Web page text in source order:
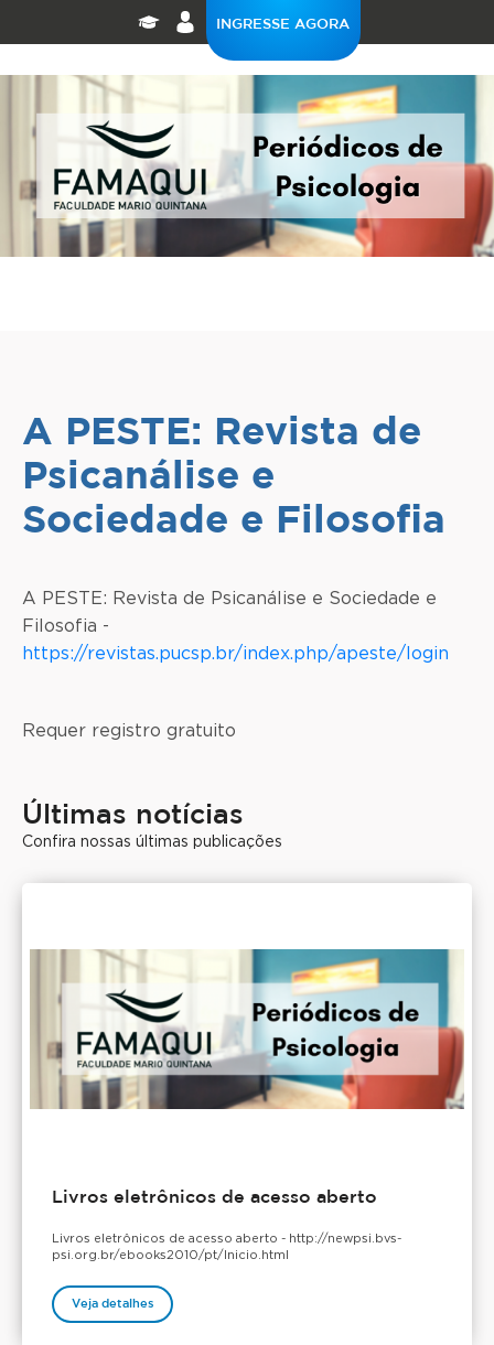
A PESTE: Revista de
Psicanálise e
Sociedade e Filosofia
A PESTE: Revista de Psicanálise e Sociedade e
Filosofia -
https://revistas.pucsp.br/index.php/apeste/login
Requer registro gratuito
Últimas notícias
Confira nossas últimas publicações
Livros eletrônicos de acesso aberto
Livros eletrônicos de acesso aberto - http://newpsi.bvs-
psi.org.br/ebooks2010/pt/Inicio.html
Veja detalhes
INGRESSE AGORA